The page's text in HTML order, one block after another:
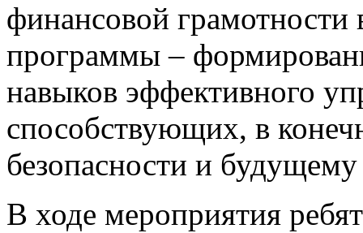
финансовой грамотности
программы –
навыков эффективного
способствующих, в
безопасности и
В ходе мероприятия